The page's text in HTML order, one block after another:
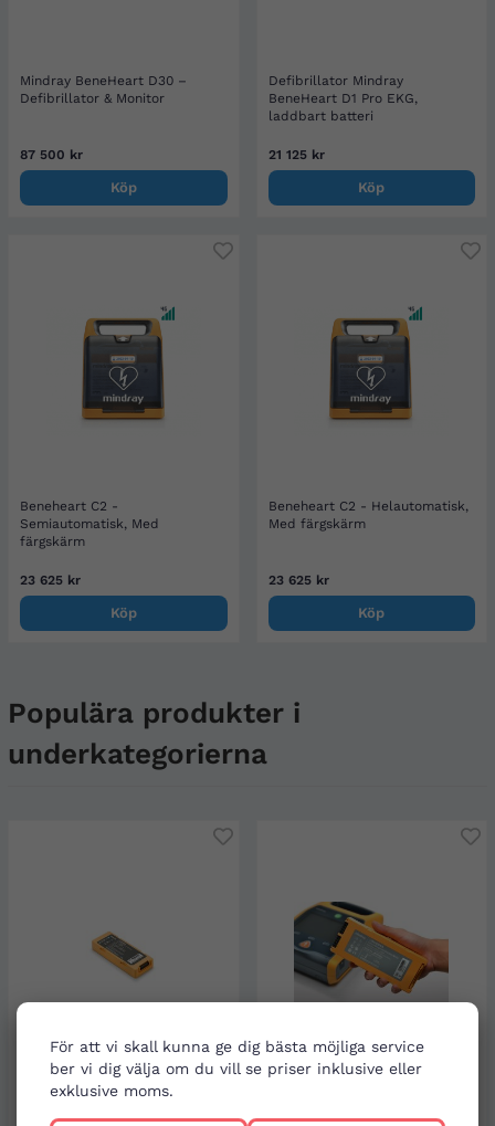
För att vi skall kunna ge dig bästa möjliga service
ber vi dig välja om du vill se priser inklusive eller
exklusive moms.
Mindray BeneHeart D30 –
Defibrillator & Monitor
87 500 kr
Köp
Defibrillator Mindray
BeneHeart D1 Pro EKG,
laddbart batteri
21 125 kr
Köp
Beneheart C2 -
Semiautomatisk, Med
färgskärm
23 625 kr
Köp
Beneheart C2 - Helautomatisk,
Med färgskärm
23 625 kr
Köp
Populära produkter i
underkategorierna
Batteri till Mindray BeneHeart